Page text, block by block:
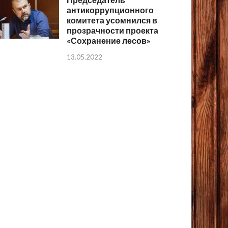
антикоррупционного
комитета усомнился в
прозрачности проекта
«Сохранение лесов»
13.05.2022